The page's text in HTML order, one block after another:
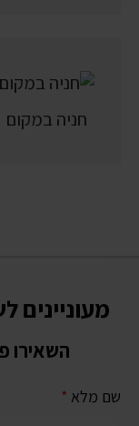
חניה במקום
מעוניינים
השאירו
שם מלא *